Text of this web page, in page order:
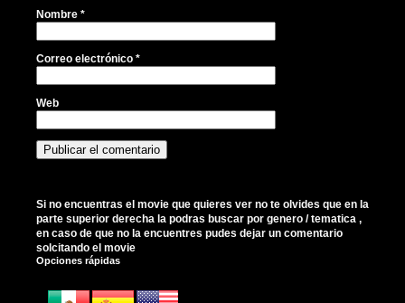
Nombre *
Correo electrónico *
Web
Si no encuentras el movie que quieres ver no te olvides que en la
parte superior derecha la podras buscar por genero / tematica ,
en caso de que no la encuentres pudes dejar un comentario
solcitando el movie
Opciones rápidas